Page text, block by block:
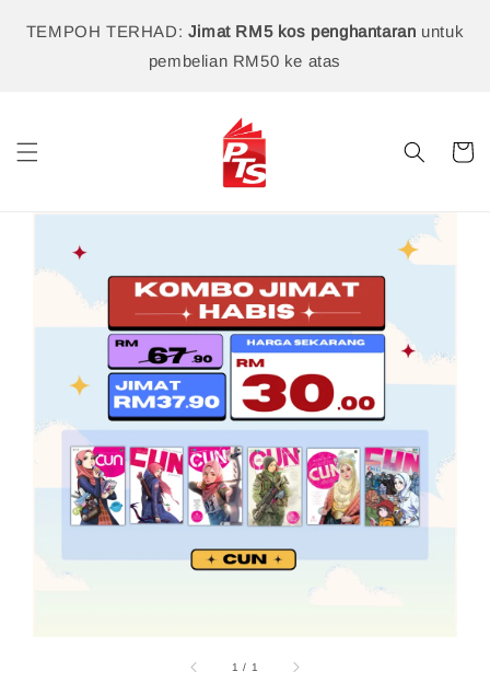
TEMPOH TERHAD: Jimat RM5 kos penghantaran untuk
pembelian RM50 ke atas
1 / 1